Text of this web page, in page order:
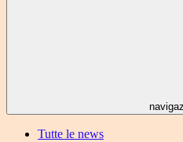
Tutte le news